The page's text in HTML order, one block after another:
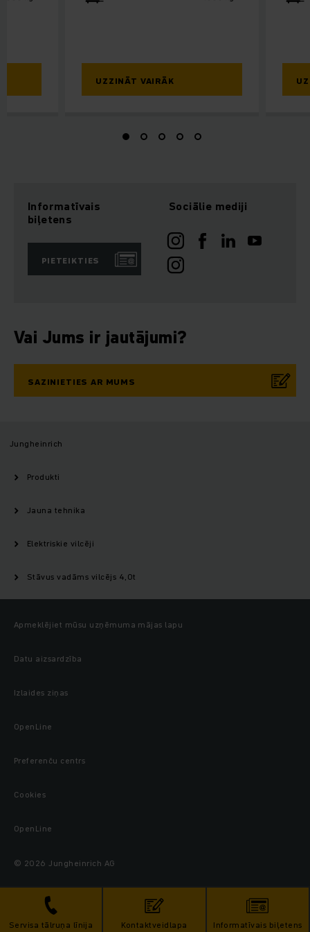
Servisa tālruņa līnija Kontaktveidlapa Informatīvais biļetens
UZZINĀT VAIRĀK
Informatīvais
biļetens
PIETEIKTIES
Sociālie mediji
Vai Jums ir jautājumi?
SAZINIETIES AR MUMS
Jungheinrich
Produkti
Jauna tehnika
Elektriskie vilcēji
Stāvus vadāms vilcējs 4,0t
Apmeklējiet mūsu uzņēmuma mājas lapu
Datu aizsardzība
Izlaides ziņas
OpenLine
Preferenču centrs
Cookies
OpenLine
© 2026 Jungheinrich AG